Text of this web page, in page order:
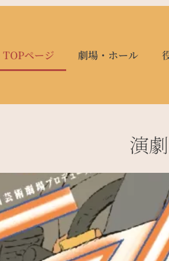
TOPページ 劇場・ホール
演